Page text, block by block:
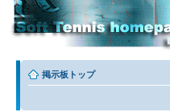
掲示板トップ